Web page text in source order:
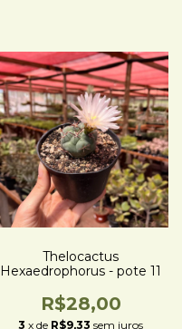
Thelocactus
Hexaedrophorus - pote 11
R$28,00
3 x de R$9,33 sem juros